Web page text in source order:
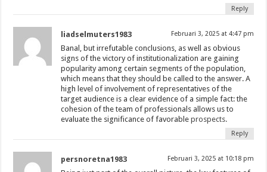
Reply
liadselmuters1983 Februari 3, 2025 at 4:47 pm
Banal, but irrefutable conclusions, as well as obvious
signs of the victory of institutionalization are gaining
popularity among certain segments of the population,
which means that they should be called to the answer. A
high level of involvement of representatives of the
target audience is a clear evidence of a simple fact: the
cohesion of the team of professionals allows us to
evaluate the significance of favorable prospects.
Reply
persnoretna1983 Februari 3, 2025 at 10:18 pm